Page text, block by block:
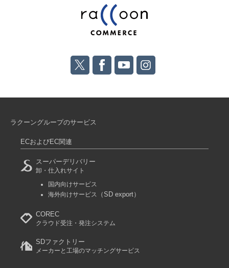
ラクーングループのサービス
ECおよびEC関連
スーパーデリバリー
卸・仕入れサイト
国内向けサービス
海外向けサービス
（SD export）
COREC
クラウド受注・発注システム
SDファクトリー
メーカーと工場のマッチングサービス